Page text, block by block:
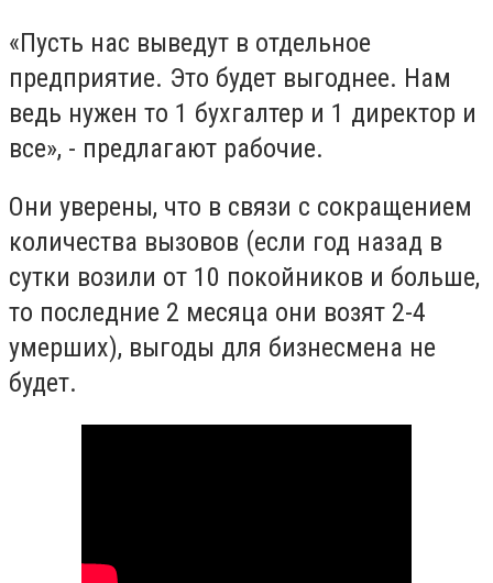
«Пусть нас выведут в отдельное
предприятие. Это будет выгоднее. Нам
ведь нужен то 1 бухгалтер и 1 директор и
все», - предлагают рабочие.
Они уверены, что в связи с сокращением
количества вызовов (если год назад в
сутки возили от 10 покойников и больше,
то последние 2 месяца они возят 2-4
умерших), выгоды для бизнесмена не
будет.